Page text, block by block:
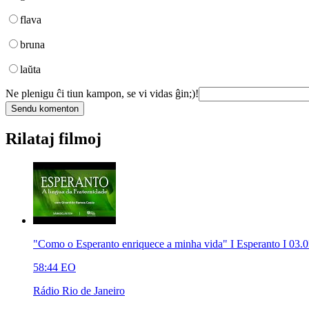
flava
bruna
laŭta
Ne plenigu ĉi tiun kampon, se vi vidas ĝin;)!
Rilataj filmoj
"Como o Esperanto enriquece a minha vida" I Esperanto I
58:44 EO
Rádio Rio de Janeiro